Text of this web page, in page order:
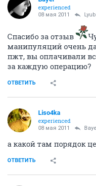
experienced
08 мая 2011
Спасибо за отзыв
манипуляций очень
пжт, вы оплачивали
за каждую операцию?
ОТВЕТИТЬ
Liso4ka
experienced
08 мая 2011
а какой там порядок
ОТВЕТИТЬ